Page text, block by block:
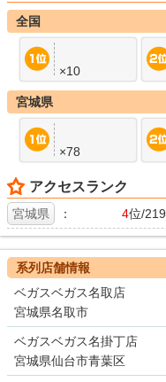
全国
×10
宮城県
×78
アクセスランク
宮城県 ： 4位/219
系列店舗情報
ベガスベガス名取店
宮城県名取市
ベガスベガス名掛丁店
宮城県仙台市青葉区